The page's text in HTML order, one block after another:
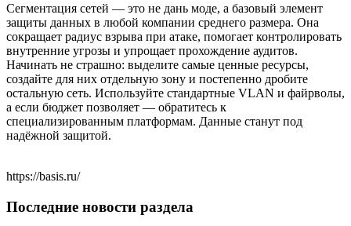
Сегментация сетей — это не дань моде, а базовый элемент
защиты данных в любой компании среднего размера. Она
сокращает радиус взрыва при атаке, помогает контролировать
внутренние угрозы и упрощает прохождение аудитов.
Начинать не страшно: выделите самые ценные ресурсы,
создайте для них отдельную зону и постепенно дробите
остальную сеть. Используйте стандартные VLAN и файрволы,
а если бюджет позволяет — обратитесь к
специализированным платформам. Данные станут под
надёжной защитой.
https://basis.ru/
Последние новости раздела